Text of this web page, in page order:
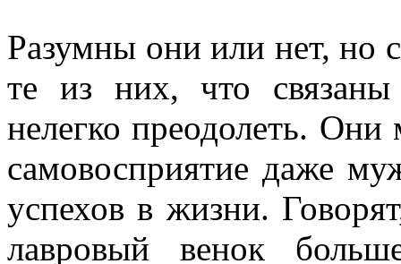
Разумны они или нет, но
те из них, что
нелегко преодолеть.
самовосприятие даже
успехов в жизни.
лавровый венок